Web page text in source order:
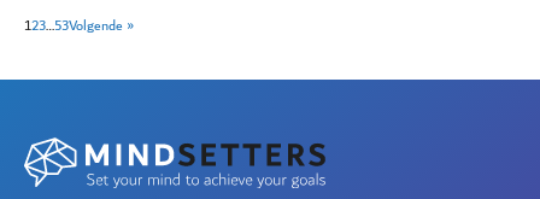
123…53Volgende »